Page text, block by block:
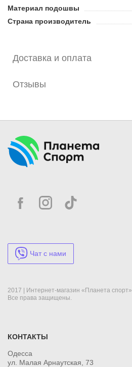
охлаждению ног.
Материал подошвы
Страна производитель
Доставка и оплата
Отзывы
Чат с нами
2017 | Интернет-магазин «Планета спорт»
Все права защищены.
КОНТАКТЫ
Одесса
ул. Малая Арнаутская, 73